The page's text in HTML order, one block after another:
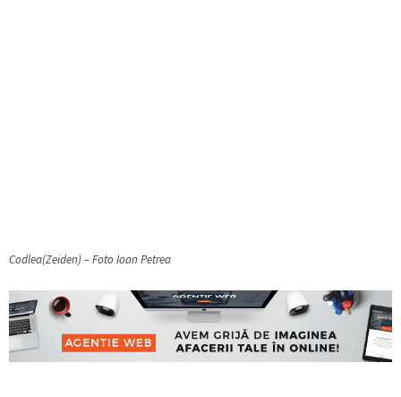
Codlea(Zeiden) – Foto Ioan Petrea